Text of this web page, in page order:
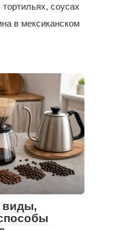
соусах
в мексиканском
виды,